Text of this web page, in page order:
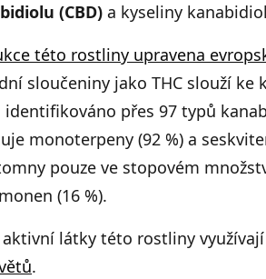
(CBD) a kyseliny
této rostliny upravena
sloučeniny jako THC slouží
identifikováno přes 97 typů
monoterpeny (92 %) a
pouze ve stopovém
(16 %).
aktivní látky této rostliny
.